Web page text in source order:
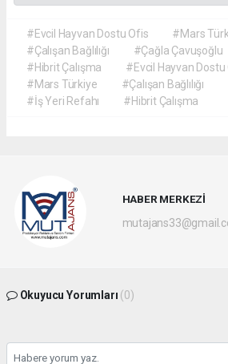
#Evcil Hayvan Dostu Ofis
#Mars
#Çalışan Bağlılığı
#Çağla Çavuşoğlu
#Hibrit Çalışma
#Evcil Hayvan Dostu
#Mars Türkiye
#Çalışan Bağlılığı
#İş Yeri Refahı
#Hibrit Çalışma
HABER MERKEZİ
Okuyucu Yorumları (0)